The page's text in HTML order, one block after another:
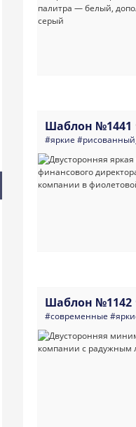
Шаблон №1441
#яркие
Шаблон №1142
#современные